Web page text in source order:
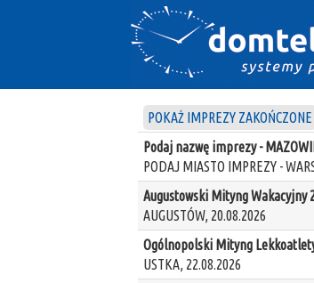
POKAŻ IMPREZY ZAKOŃCZONE
Podaj nazwę imprezy -
PODAJ MIASTO IMPREZY -
Augustowski Mityng Wakacyjny
AUGUSTÓW, 20.08.2026
Ogólnopolski Mityng
USTKA, 22.08.2026